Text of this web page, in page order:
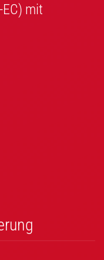
mit